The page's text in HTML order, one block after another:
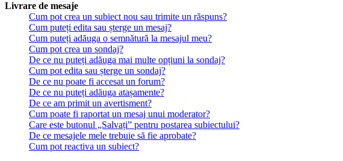
Livrare de mesaje
Cum pot crea un subiect nou sau trimite un răspuns?
Cum puteți edita sau șterge un mesaj?
Cum puteți adăuga o semnătură la mesajul meu?
Cum pot crea un sondaj?
De ce nu puteți adăuga mai multe opțiuni la sondaj?
Cum pot edita sau șterge un sondaj?
De ce nu poate fi accesat un forum?
De ce nu puteți adăuga atașamente?
De ce am primit un avertisment?
Cum poate fi raportat un mesaj unui moderator?
Care este butonul „Salvați” pentru postarea subiectului?
De ce mesajele mele trebuie să fie aprobate?
Cum pot reactiva un subiect?